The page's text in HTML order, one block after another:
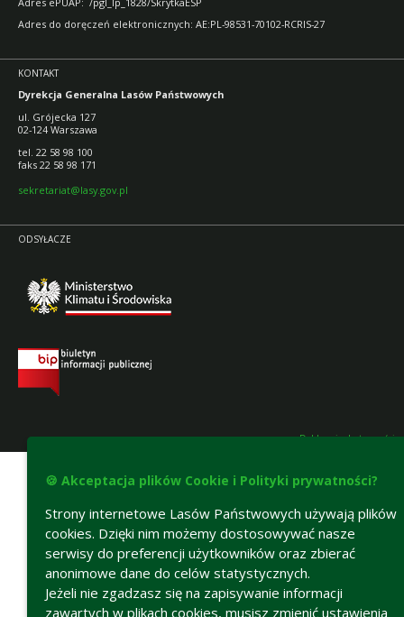
Adres do doręczeń elektronicznych: AE:PL-98531-70102-RCRIS-27
KONTAKT
Dyrekcja Generalna Lasów Państwowych
ul. Grójecka 127
02-124 Warszawa
tel. 22 58 98 100
faks 22 58 98 171
sekretariat@lasy.gov.pl
ODSYŁACZE
Deklaracja dostępności
🍪 Akceptacja plików Cookie i Polityki prywatności?
Strony internetowe Lasów Państwowych używają plików
cookies. Dzięki nim możemy dostosowywać nasze
serwisy do preferencji użytkowników oraz zbierać
anonimowe dane do celów statystycznych.
Jeżeli nie zgadzasz się na zapisywanie informacji
zawartych w plikach cookies, musisz zmienić ustawienia